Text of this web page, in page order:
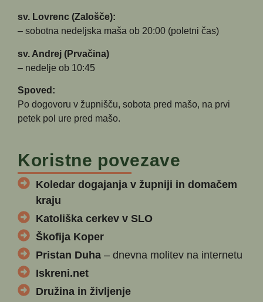
sv. Lovrenc (Zalošče):
– sobotna nedeljska maša ob 20:00 (poletni čas)
sv. Andrej (Prvačina)
– nedelje ob 10:45
Spoved:
Po dogovoru v župnišču, sobota pred mašo, na prvi
petek pol ure pred mašo.
Koristne povezave
Koledar dogajanja v župniji in domačem
kraju
Katoliška cerkev v SLO
Škofija Koper
Pristan Duha – dnevna molitev na internetu
Iskreni.net
Družina in življenje